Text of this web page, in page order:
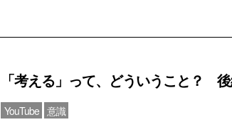
「考える」って、どういうこと？
YouTube 意識